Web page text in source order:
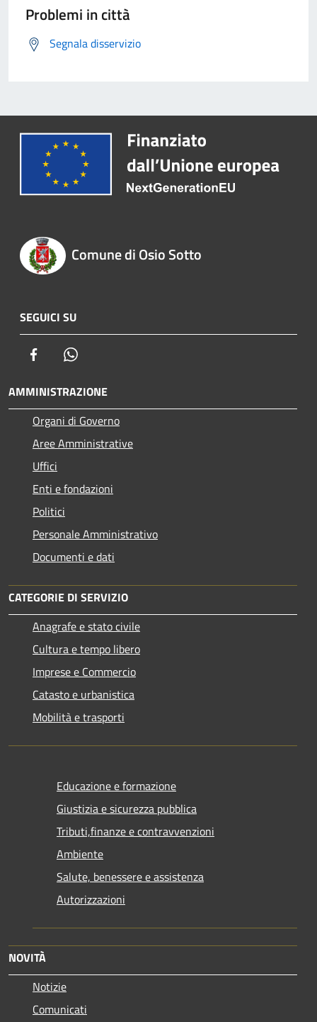
Problemi in città
Segnala disservizio
Comune di Osio Sotto
SEGUICI SU
Facebook
AMMINISTRAZIONE
Organi di Governo
Aree Amministrative
Uffici
Enti e fondazioni
Politici
Personale Amministrativo
Documenti e dati
CATEGORIE DI SERVIZIO
Anagrafe e stato civile
Cultura e tempo libero
Imprese e Commercio
Catasto e urbanistica
Mobilità e trasporti
Educazione e formazione
Giustizia e sicurezza pubblica
Tributi,finanze e contravvenzioni
Ambiente
Salute, benessere e assistenza
Autorizzazioni
NOVITÀ
Notizie
Comunicati